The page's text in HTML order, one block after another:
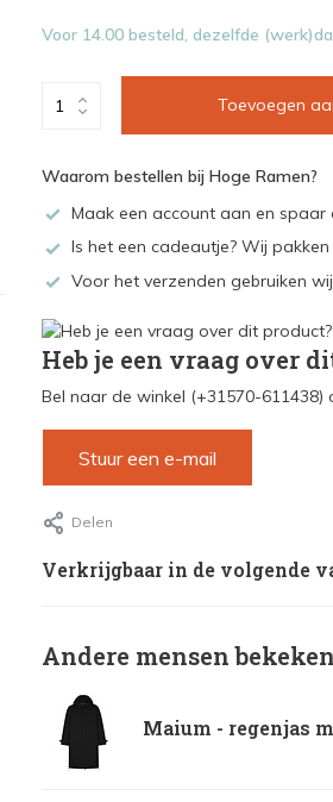
Voor 14.00 besteld, dezelfde
Toevoegen
Waarom bestellen bij Hoge Ramen?
Maak een account aan en
Is het een cadeautje? Wij
Voor het verzenden gebruiken
Heb je een vraag over
Bel naar de winkel (+31570-611438)
Stuur een e-mail
Delen
Verkrijgbaar in de volgende
Andere mensen
Maium - regenjas